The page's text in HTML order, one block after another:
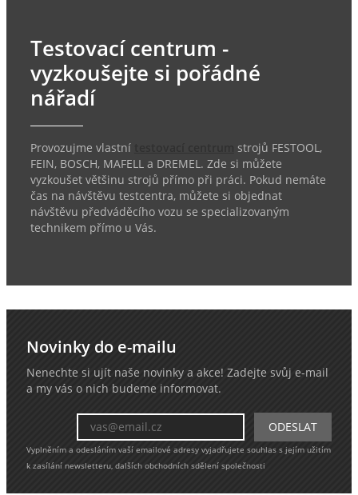
Testovací centrum -
vyzkoušejte si pořádné
nářadí
Provozujme vlastní
strojů FESTOOL,
FEIN, BOSCH, MAFELL a DREMEL. Zde si můžete
vyzkoušet většinu strojů přímo při práci. Pokud nemáte
čas na návštěvu testcentra, můžete si objednat
návštěvu předváděcího vozu se specializovaným
technikem přímo u Vás.
Novinky do e-mailu
Nenechte si ujít naše novinky a akce! Zadejte svůj e-mail
a my vás o nich budeme informovat.
Vyplněním a odesláním vaší emailové adresy vyjadřujete souhlas s jejím užitím
k zasílání newsletteru, dalších obchodních sdělení společnosti